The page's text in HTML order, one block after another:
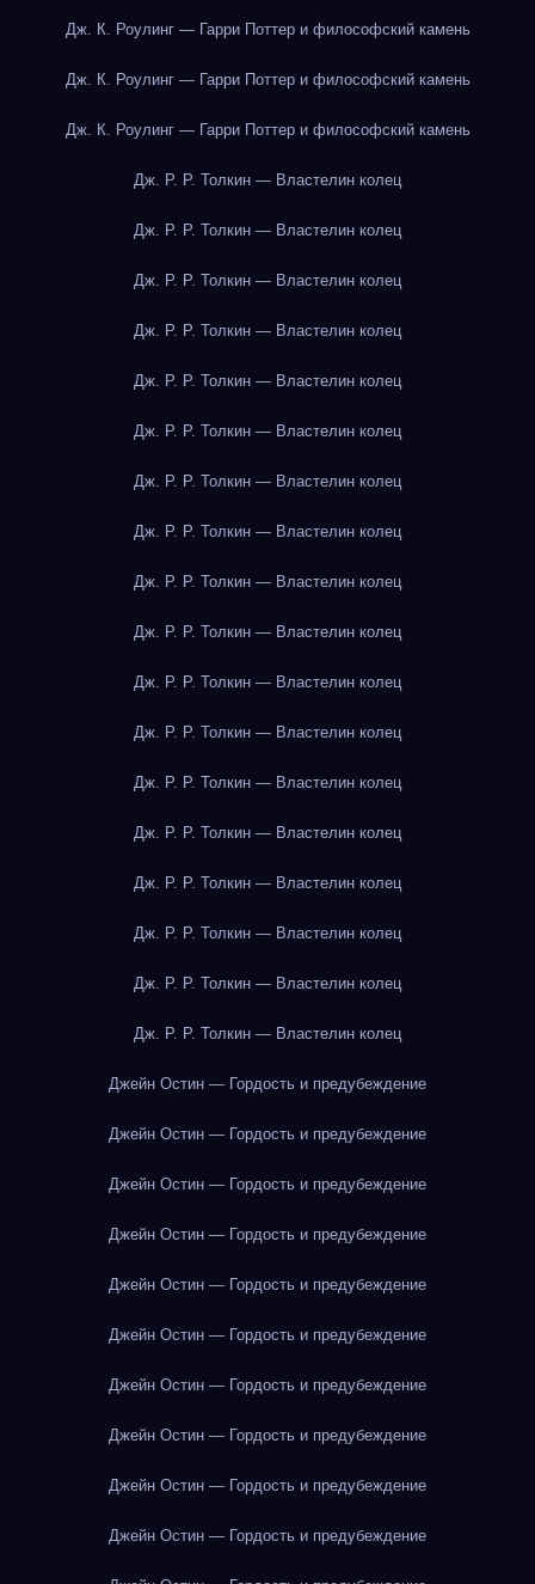
Дж. К. Роулинг — Гарри Поттер и философский камень
Дж. К. Роулинг — Гарри Поттер и философский камень
Дж. К. Роулинг — Гарри Поттер и философский камень
Дж. Р. Р. Толкин — Властелин колец
Дж. Р. Р. Толкин — Властелин колец
Дж. Р. Р. Толкин — Властелин колец
Дж. Р. Р. Толкин — Властелин колец
Дж. Р. Р. Толкин — Властелин колец
Дж. Р. Р. Толкин — Властелин колец
Дж. Р. Р. Толкин — Властелин колец
Дж. Р. Р. Толкин — Властелин колец
Дж. Р. Р. Толкин — Властелин колец
Дж. Р. Р. Толкин — Властелин колец
Дж. Р. Р. Толкин — Властелин колец
Дж. Р. Р. Толкин — Властелин колец
Дж. Р. Р. Толкин — Властелин колец
Дж. Р. Р. Толкин — Властелин колец
Дж. Р. Р. Толкин — Властелин колец
Дж. Р. Р. Толкин — Властелин колец
Дж. Р. Р. Толкин — Властелин колец
Дж. Р. Р. Толкин — Властелин колец
Джейн Остин — Гордость и предубеждение
Джейн Остин — Гордость и предубеждение
Джейн Остин — Гордость и предубеждение
Джейн Остин — Гордость и предубеждение
Джейн Остин — Гордость и предубеждение
Джейн Остин — Гордость и предубеждение
Джейн Остин — Гордость и предубеждение
Джейн Остин — Гордость и предубеждение
Джейн Остин — Гордость и предубеждение
Джейн Остин — Гордость и предубеждение